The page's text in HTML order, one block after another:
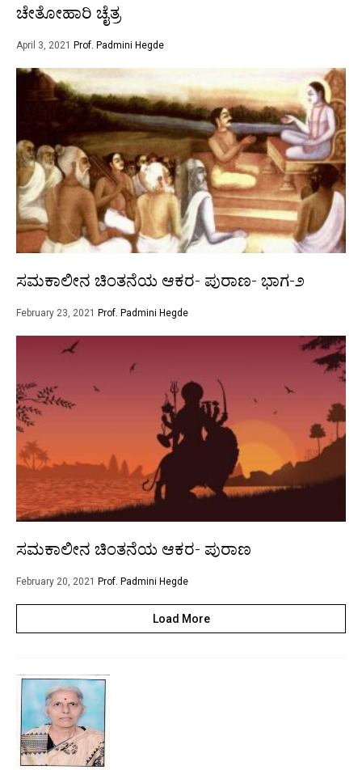
ಚೇತೋಹಾರಿ ಚೈತ್ರ
April 3, 2021 Prof. Padmini Hegde
ಸಮಕಾಲೀನ ಚಿಂತನೆಯ ಆಕರ- ಪುರಾಣ- ಭಾಗ-೨
February 23, 2021 Prof. Padmini Hegde
ಸಮಕಾಲೀನ ಚಿಂತನೆಯ ಆಕರ- ಪುರಾಣ
February 20, 2021 Prof. Padmini Hegde
Load More